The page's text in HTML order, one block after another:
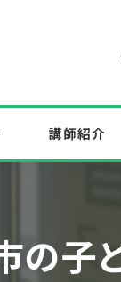
講師紹介
の子